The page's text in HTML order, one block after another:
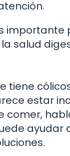
importante
salud
tiene
estar
comer,
ayudar